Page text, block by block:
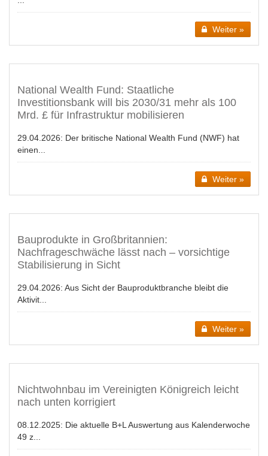
Weiter »
National Wealth Fund: Staatliche
Investitionsbank will bis 2030/31 mehr als 100
Mrd. £ für Infrastruktur mobilisieren
29.04.2026: Der britische National Wealth Fund (NWF) hat
einen...
Weiter »
Bauprodukte in Großbritannien:
Nachfrageschwäche lässt nach – vorsichtige
Stabilisierung in Sicht
29.04.2026: Aus Sicht der Bauproduktbranche bleibt die
Aktivit...
Weiter »
Nichtwohnbau im Vereinigten Königreich leicht
nach unten korrigiert
08.12.2025: Die aktuelle B+L Auswertung aus Kalenderwoche
49 z...